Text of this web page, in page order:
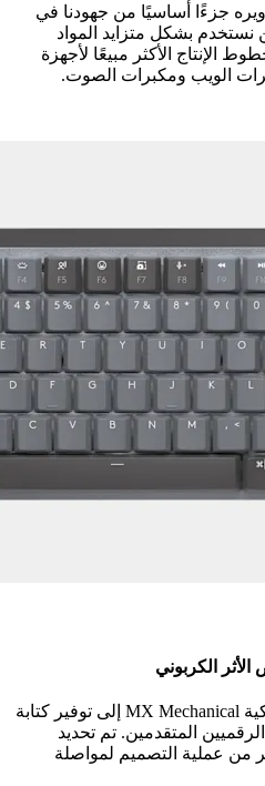
جزءًا أساسيًا من جهودنا في
نستخدم بشكل متزايد المواد
الإنتاج الأكثر مبيعًا لأجهزة
الويب ومكبرات الصوت.
الكربوني
أدى إصدار لوحة المفاتيح اللاسلكية MX Mechanical إلى توفير كتابة
المتقدمين. تم تحديد
من عملية التصميم لمواصلة